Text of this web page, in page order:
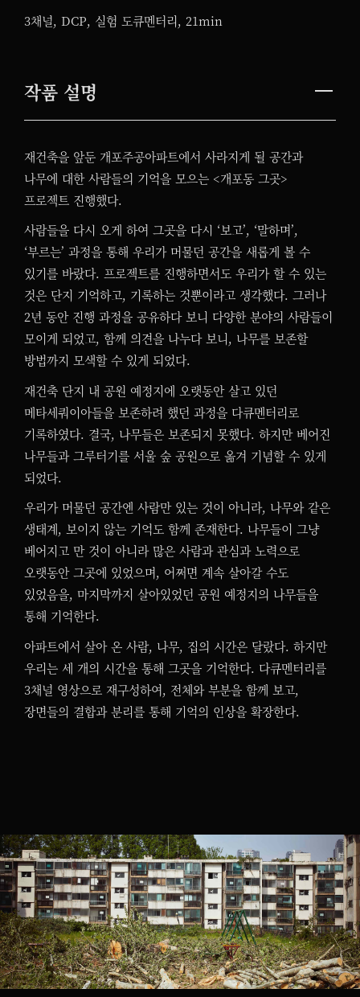
3채널, DCP, 실험 도큐멘터리, 21min
작품 설명
재건축을 앞둔 개포주공아파트에서 사라지게 될 공간과
나무에 대한 사람들의 기억을 모으는 <개포동 그곳>
프로젝트 진행했다.
사람들을 다시 오게 하여 그곳을 다시 ‘보고’, ‘말하며’,
‘부르는’ 과정을 통해 우리가 머물던 공간을 새롭게 볼 수
있기를 바랐다. 프로젝트를 진행하면서도 우리가 할 수 있는
것은 단지 기억하고, 기록하는 것뿐이라고 생각했다. 그러나
2년 동안 진행 과정을 공유하다 보니 다양한 분야의 사람들이
모이게 되었고, 함께 의견을 나누다 보니, 나무를 보존할
방법까지 모색할 수 있게 되었다.
재건축 단지 내 공원 예정지에 오랫동안 살고 있던
메타세쿼이아들을 보존하려 했던 과정을 다큐멘터리로
기록하였다. 결국, 나무들은 보존되지 못했다. 하지만 베어진
나무들과 그루터기를 서울 숲 공원으로 옮겨 기념할 수 있게
되었다.
우리가 머물던 공간엔 사람만 있는 것이 아니라, 나무와 같은
생태계, 보이지 않는 기억도 함께 존재한다. 나무들이 그냥
베어지고 만 것이 아니라 많은 사람과 관심과 노력으로
오랫동안 그곳에 있었으며, 어쩌면 계속 살아갈 수도
있었음을, 마지막까지 살아있었던 공원 예정지의 나무들을
통해 기억한다.
아파트에서 살아 온 사람, 나무, 집의 시간은 달랐다. 하지만
우리는 세 개의 시간을 통해 그곳을 기억한다. 다큐멘터리를
3채널 영상으로 재구성하여, 전체와 부분을 함께 보고,
장면들의 결합과 분리를 통해 기억의 인상을 확장한다.